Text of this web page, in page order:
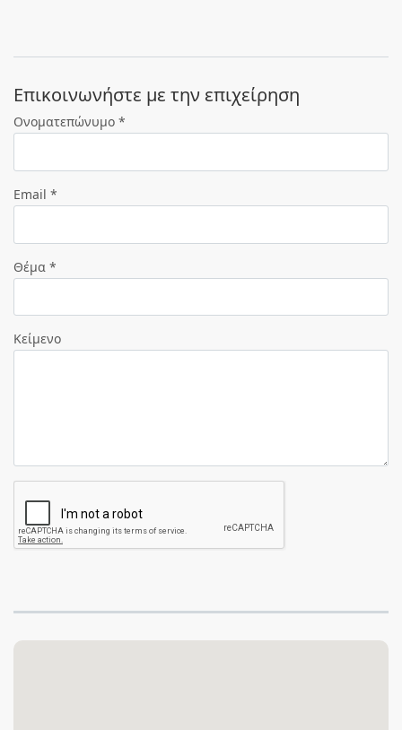
Eπικοινωνήστε με την επιχείρηση
Ονοματεπώνυμο *
Email *
Θέμα *
Κείμενο